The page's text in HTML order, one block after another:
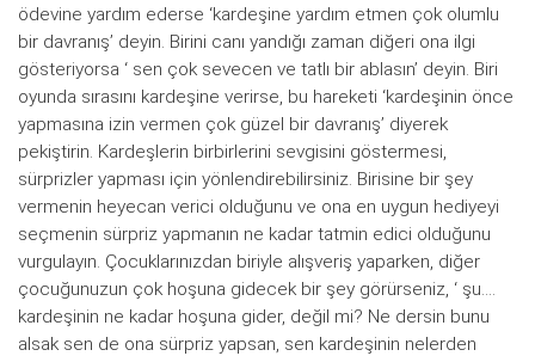
ödevine yardım ederse ‘kardeşine yardım etmen çok olumlu
bir davranış’ deyin. Birini canı yandığı zaman diğeri ona ilgi
gösteriyorsa ‘ sen çok sevecen ve tatlı bir ablasın’ deyin. Biri
oyunda sırasını kardeşine verirse, bu hareketi ‘kardeşinin önce
yapmasına izin vermen çok güzel bir davranış’ diyerek
pekiştirin. Kardeşlerin birbirlerini sevgisini göstermesi,
sürprizler yapması için yönlendirebilirsiniz. Birisine bir şey
vermenin heyecan verici olduğunu ve ona en uygun hediyeyi
seçmenin sürpriz yapmanın ne kadar tatmin edici olduğunu
vurgulayın. Çocuklarınızdan biriyle alışveriş yaparken, diğer
çocuğunuzun çok hoşuna gidecek bir şey görürseniz, ‘ şu….
kardeşinin ne kadar hoşuna gider, değil mi? Ne dersin bunu
alsak sen de ona sürpriz yapsan, sen kardeşinin nelerden